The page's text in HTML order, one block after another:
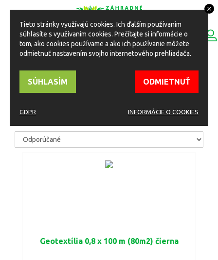
Toggle
navigation
ESHOP
GEOTEXTÍLIE
Geotextília 0,8 x 100 m (80m2) čierna
Tieto stránky využívajú cookies. Ich ďalším používaním
súhlasíte s využívaním cookies. Prečítajte si informácie o
tom, ako cookies používame a ako ich používanie môžete
odmietnuť nastavením svojho internetového prehliadača.
SÚHLASÍM ODMIETNUŤ
GDPR INFORMÁCIE O COOKIES